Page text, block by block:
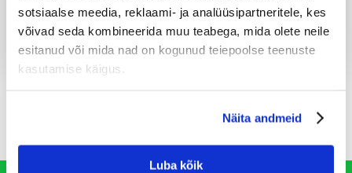
sotsiaalse meedia, reklaami- ja analüüsipartneritele, kes
võivad seda kombineerida muu teabega, mida olete neile
esitanud või mida nad on kogunud teiepoolse teenuste
kasutamise käigus.
Näita andmeid
Luba kõik
al 17.8 € Telli